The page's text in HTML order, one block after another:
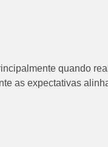
quando
as expectativas